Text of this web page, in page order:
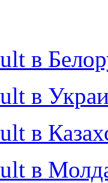
в
в
в
в